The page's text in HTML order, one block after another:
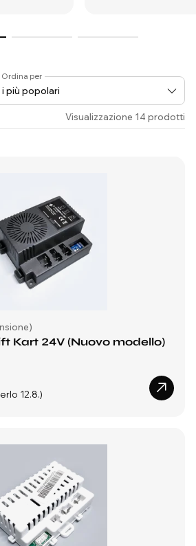
Ordina per
Visualizzazione 14 prodotti
Kart 24V (Nuovo modello)
12.8.)